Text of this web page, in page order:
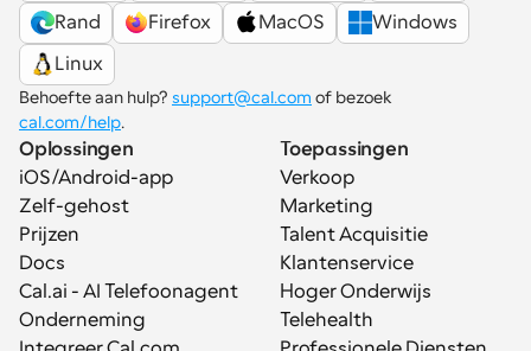
Rand
Firefox MacOS
Windows
Linux
Behoefte aan hulp? support@cal.com
cal.com/help.
Oplossingen
iOS/Android-app
Zelf-gehost
Prijzen
Docs
Cal.ai - AI Telefoonagent
Onderneming
Toepassingen
Verkoop
Marketing
Talent Acquisitie
Klantenservice
Hoger Onderwijs
Telehealth